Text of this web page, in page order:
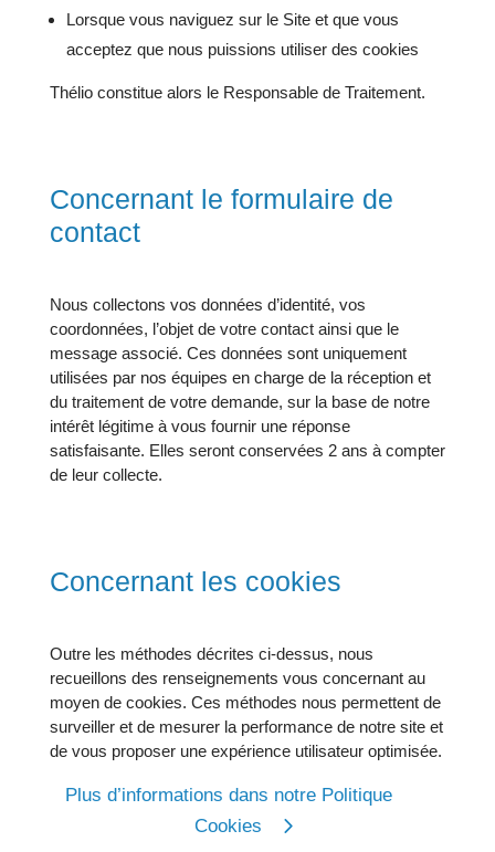
Lorsque vous naviguez sur le Site et que vous
acceptez que nous puissions utiliser des cookies
Thélio constitue alors le Responsable de Traitement.
Concernant le formulaire de
contact
Nous collectons vos données d’identité, vos
coordonnées, l’objet de votre contact ainsi que le
message associé. Ces données sont uniquement
utilisées par nos équipes en charge de la réception et
du traitement de votre demande, sur la base de notre
intérêt légitime à vous fournir une réponse
satisfaisante. Elles seront conservées 2 ans à compter
de leur collecte.
Concernant les cookies
Outre les méthodes décrites ci-dessus, nous
recueillons des renseignements vous concernant au
moyen de cookies. Ces méthodes nous permettent de
surveiller et de mesurer la performance de notre site et
de vous proposer une expérience utilisateur optimisée.
Plus d’informations dans notre Politique
Cookies